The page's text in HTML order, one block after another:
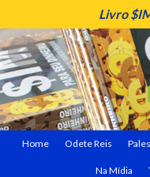
Livro
Home Odete Reis
Na Mídia